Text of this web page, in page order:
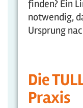
finden? Ein
notwendig,
Ursprung
Die
Praxis